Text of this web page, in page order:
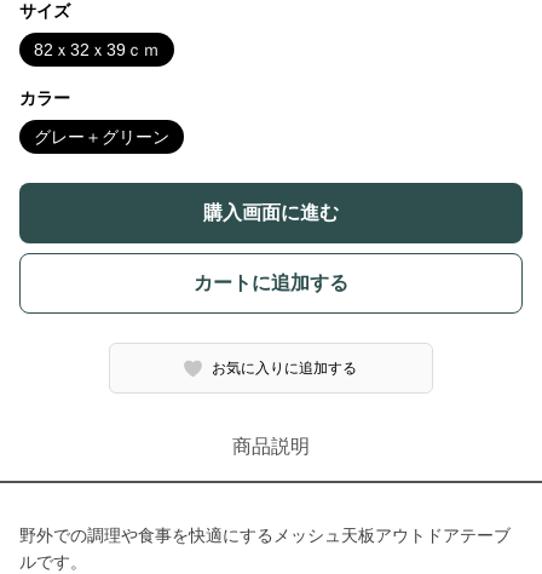
サイズ
82ｘ32ｘ39ｃｍ
カラー
グレー＋グリーン
購入画面に進む
カートに追加する
お気に入りに追加する
商品説明
野外での調理や食事を快適にするメッシュ天板アウトドアテーブ
ルです。